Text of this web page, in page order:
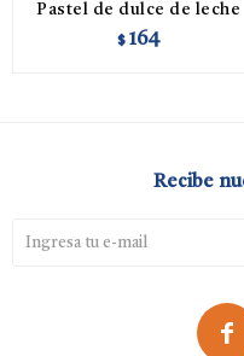
Pastel de dulce de leche
$ 164
Recibe
